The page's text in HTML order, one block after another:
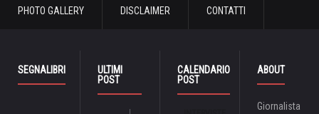
PHOTO GALLERY DISCLAIMER CONTATTI
SEGNALIBRI
ULTIMI
POST
CALENDARIO
POST
ABOUT
Giornalista